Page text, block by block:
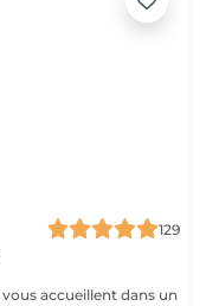
129